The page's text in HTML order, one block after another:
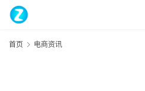
首页 电商资讯